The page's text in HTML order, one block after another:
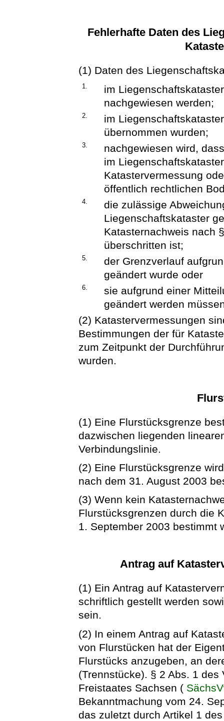
Fehlerhafte Daten des
(1) Daten des
1.
im
nachgewiesen werden;
2.
im
übernommen wurden;
3.
nachgewiesen wird,
im
Katastervermessung
öffentlich rechtlichen
4.
die zulässige
Liegenschaftskataster
Katasternachweis nach
überschritten ist;
5.
der Grenzverlauf
geändert wurde oder
6.
sie aufgrund einer
geändert werden
(2) Katastervermessungen
Bestimmungen der für
zum Zeitpunkt der
wurden.
(1) Eine Flurstücksgrenze
dazwischen liegenden
Verbindungslinie.
(2) Eine Flurstücksgrenze
nach dem 31. August 2003
(3) Wenn kein
Flurstücksgrenzen durch die
1. September 2003 bestimmt
Antrag auf
(1) Ein Antrag auf
schriftlich gestellt werden
sein.
(2) In einem Antrag auf
von Flurstücken hat der
Flurstücks anzugeben, an
(Trennstücke). § 2 Abs. 1
Freistaates Sachsen (
Bekanntmachung vom 24.
das zuletzt durch Artikel 1